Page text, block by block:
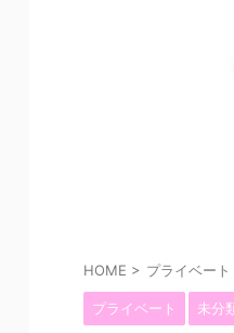
HOME > プライベート
プライベート 未分